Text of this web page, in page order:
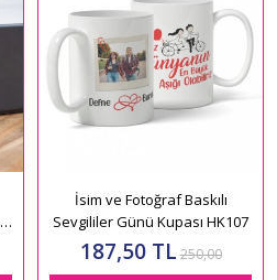
İsim ve Fotoğraf Baskılı
Sevgililer Günü Kupası HK107
187,50 TL 250,00